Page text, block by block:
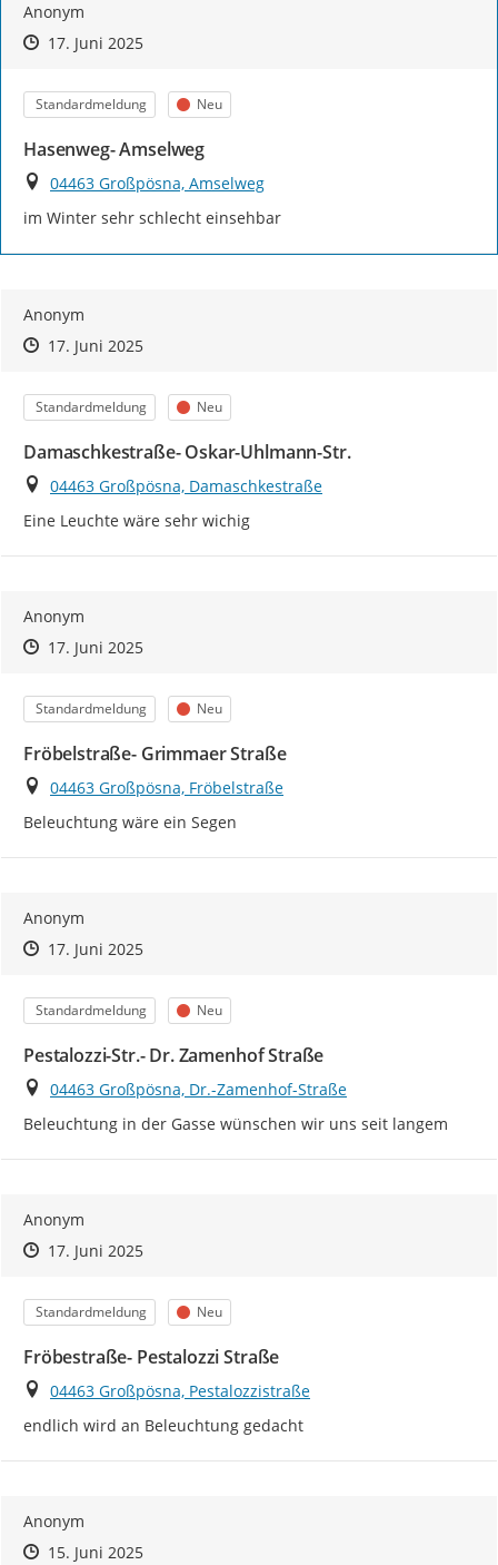
Anonym
Zeitpunkt des Erstellens
Zeitpunkt des Erstellens
17. Juni 2025Zur Äußerung
Kategorie
Standardmeldung Status
Neu
Hasenweg- Amselweg
Ort
04463 Großpösna, Amselweg
im Winter sehr schlecht einsehbar
Anonym
Zeitpunkt des Erstellens
Zeitpunkt des Erstellens
17. Juni 2025Zur Äußerung
Kategorie
Standardmeldung Status
Neu
Damaschkestraße- Oskar-Uhlmann-Str.
Ort
04463 Großpösna, Damaschkestraße
Eine Leuchte wäre sehr wichig
Anonym
Zeitpunkt des Erstellens
Zeitpunkt des Erstellens
17. Juni 2025Zur Äußerung
Kategorie
Standardmeldung Status
Neu
Fröbelstraße- Grimmaer Straße
Ort
04463 Großpösna, Fröbelstraße
Beleuchtung wäre ein Segen
Anonym
Zeitpunkt des Erstellens
Zeitpunkt des Erstellens
17. Juni 2025Zur Äußerung
Kategorie
Standardmeldung Status
Neu
Pestalozzi-Str.- Dr. Zamenhof Straße
Ort
04463 Großpösna, Dr.-Zamenhof-Straße
Beleuchtung in der Gasse wünschen wir uns seit langem
Anonym
Zeitpunkt des Erstellens
Zeitpunkt des Erstellens
17. Juni 2025Zur Äußerung
Kategorie
Standardmeldung Status
Neu
Fröbestraße- Pestalozzi Straße
Ort
04463 Großpösna, Pestalozzistraße
endlich wird an Beleuchtung gedacht
Anonym
Zeitpunkt des Erstellens
Zeitpunkt des Erstellens
15. Juni 2025Zur Äußerung